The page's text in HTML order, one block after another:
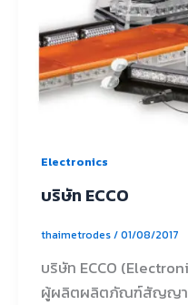
Electronics
บริษัท ECCO
thaimetrodes/01/08/2017
บริษัท ECCO
ผู้ผลิตผลิตภัณฑ์สัญญา